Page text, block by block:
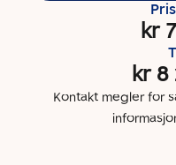
kr
kr 8
Kontakt megler for